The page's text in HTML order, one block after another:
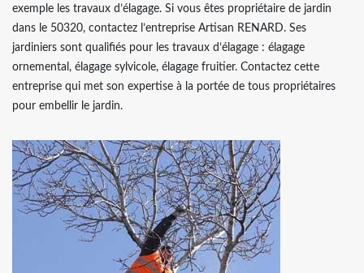
exemple les travaux d’élagage. Si vous êtes propriétaire de jardin
dans le 50320, contactez l’entreprise Artisan RENARD. Ses
jardiniers sont qualifiés pour les travaux d’élagage : élagage
ornemental, élagage sylvicole, élagage fruitier. Contactez cette
entreprise qui met son expertise à la portée de tous propriétaires
pour embellir le jardin.